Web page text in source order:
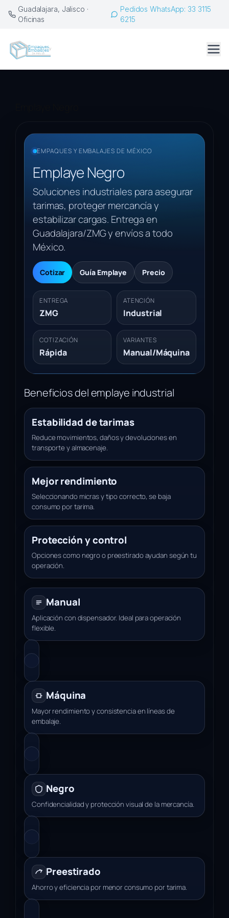
SaltarGuadalajara, Jalisco ·
Oficinas
Pedidos WhatsApp: 33 3115
6215
EMPAQUES Y EMBALAJES DE MÉXICO
Emplaye Negro
Soluciones industriales para asegurar
tarimas, proteger mercancía y
estabilizar cargas. Entrega en
Guadalajara/ZMG y envíos a todo
México.
Cotizar Guía Emplaye Precio
ENTREGA
ZMG
ATENCIÓN
Industrial
COTIZACIÓN
Rápida
VARIANTES
Manual/Máquina
Beneficios del emplaye industrial
Estabilidad de tarimas
Reduce movimientos, daños y devoluciones en
transporte y almacenaje.
Mejor rendimiento
Seleccionando micras y tipo correcto, se baja
consumo por tarima.
Protección y control
Opciones como negro o preestirado ayudan según tu
operación.
Manual
Aplicación con dispensador. Ideal para operación
flexible.
Máquina
Mayor rendimiento y consistencia en líneas de
embalaje.
Negro
Confidencialidad y protección visual de la mercancía.
Preestirado
Ahorro y eficiencia por menor consumo por tarima.